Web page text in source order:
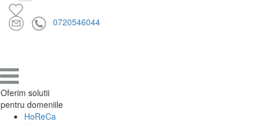
0720546044
si
exterior
Oferim solutii
pentru domeniile
HoReCa